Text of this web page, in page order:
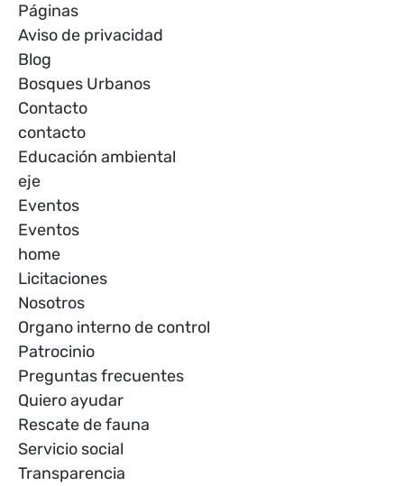
Páginas
Aviso de privacidad
Blog
Bosques Urbanos
Contacto
contacto
Educación ambiental
eje
Eventos
Eventos
home
Licitaciones
Nosotros
Organo interno de control
Patrocinio
Preguntas frecuentes
Quiero ayudar
Rescate de fauna
Servicio social
Transparencia